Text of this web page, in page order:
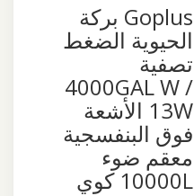
Goplus بركة
الحيوية الضغط
تصفية
4000GAL W /
13W الأشعة
فوق البنفسجية
معقم ضوء
10000L كوي